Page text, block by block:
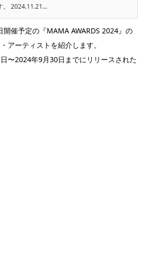
。 2024.11.21...
催予定の『MAMA AWARDS 2024』の
アーティストを紹介します。
〜2024年9月30日までにリリースされた